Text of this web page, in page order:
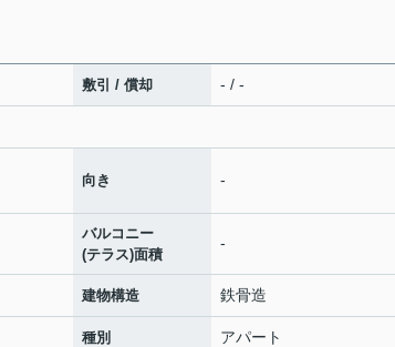
敷引 / 償却 - / -
向き -
バルコニー
(テラス)面積
-
建物構造 鉄骨造
種別 アパート